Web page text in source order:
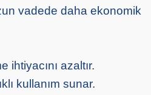
vadede daha ekonomik
ihtiyacını azaltır.
kullanım sunar.